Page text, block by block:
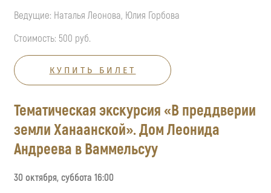
Ведущие: Наталья Леонова, Юлия Горбова
Стоимость: 500 руб.
КУПИТЬ БИЛЕТ
Тематическая экскурсия «В преддверии
земли Ханаанской». Дом Леонида
Андреева в Ваммельсуу
30 октября, суббота 16:00